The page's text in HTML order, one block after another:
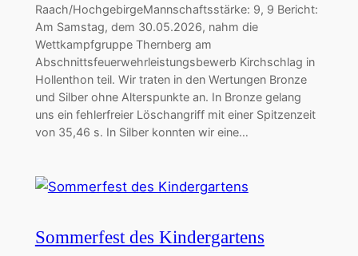
Raach/HochgebirgeMannschaftsstärke: 9, 9 Bericht:
Am Samstag, dem 30.05.2026, nahm die
Wettkampfgruppe Thernberg am
Abschnittsfeuerwehrleistungsbewerb Kirchschlag in
Hollenthon teil. Wir traten in den Wertungen Bronze
und Silber ohne Alterspunkte an. In Bronze gelang
uns ein fehlerfreier Löschangriff mit einer Spitzenzeit
von 35,46 s. In Silber konnten wir eine…
Sommerfest des Kindergartens